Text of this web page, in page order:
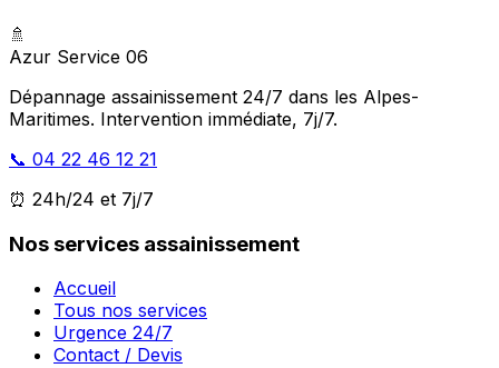
🚿
Azur Service 06
Dépannage assainissement 24/7 dans les Alpes-
Maritimes. Intervention immédiate, 7j/7.
📞 04 22 46 12 21
⏰ 24h/24 et 7j/7
Nos services assainissement
Accueil
Tous nos services
Urgence 24/7
Contact / Devis